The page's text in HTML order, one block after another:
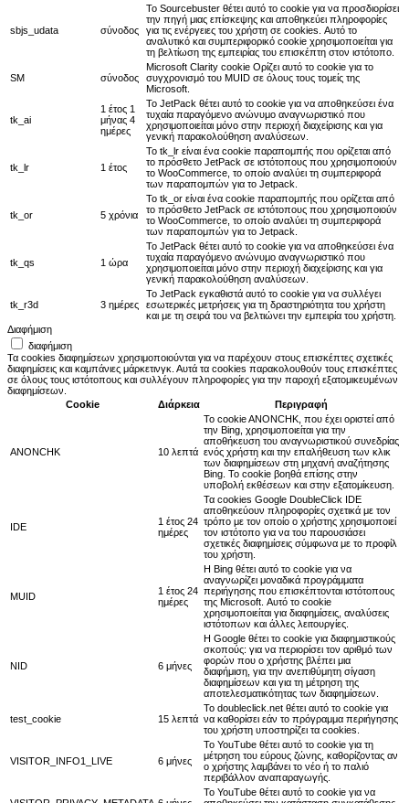
sbjs_udata σύνοδος
Το Sourcebuster θέτει αυτό το cookie για να προσδιορίσει
την πηγή μιας επίσκεψης και αποθηκεύει πληροφορίες
για τις ενέργειες του χρήστη σε cookies. Αυτό το
αναλυτικό και συμπεριφορικό cookie χρησιμοποιείται για
τη βελτίωση της εμπειρίας του επισκέπτη στον ιστότοπο.
SM σύνοδος
Microsoft Clarity cookie Ορίζει αυτό το cookie για το
συγχρονισμό του MUID σε όλους τους τομείς της
Microsoft.
tk_ai
1 έτος 1
μήνας 4
ημέρες
Το JetPack θέτει αυτό το cookie για να αποθηκεύσει ένα
τυχαία παραγόμενο ανώνυμο αναγνωριστικό που
χρησιμοποιείται μόνο στην περιοχή διαχείρισης και για
γενική παρακολούθηση αναλύσεων.
tk_lr 1 έτος
Το tk_lr είναι ένα cookie παραπομπής που ορίζεται από
το πρόσθετο JetPack σε ιστότοπους που χρησιμοποιούν
το WooCommerce, το οποίο αναλύει τη συμπεριφορά
των παραπομπών για το Jetpack.
tk_or 5 χρόνια
Το tk_or είναι ένα cookie παραπομπής που ορίζεται από
το πρόσθετο JetPack σε ιστότοπους που χρησιμοποιούν
το WooCommerce, το οποίο αναλύει τη συμπεριφορά
των παραπομπών για το Jetpack.
tk_qs 1 ώρα
Το JetPack θέτει αυτό το cookie για να αποθηκεύσει ένα
τυχαία παραγόμενο ανώνυμο αναγνωριστικό που
χρησιμοποιείται μόνο στην περιοχή διαχείρισης και για
γενική παρακολούθηση αναλύσεων.
tk_r3d 3 ημέρες
Το JetPack εγκαθιστά αυτό το cookie για να συλλέγει
εσωτερικές μετρήσεις για τη δραστηριότητα του χρήστη
και με τη σειρά του να βελτιώνει την εμπειρία του χρήστη.
Διαφήμιση
διαφήμιση
Τα cookies διαφημίσεων χρησιμοποιούνται για να παρέχουν στους επισκέπτες σχετικές
διαφημίσεις και καμπάνιες μάρκετινγκ. Αυτά τα cookies παρακολουθούν τους επισκέπτες
σε όλους τους ιστότοπους και συλλέγουν πληροφορίες για την παροχή εξατομικευμένων
διαφημίσεων.
Cookie
Διάρκεια Περιγραφή
ANONCHK 10 λεπτά
Το cookie ANONCHK, που έχει οριστεί από
την Bing, χρησιμοποιείται για την
αποθήκευση του αναγνωριστικού συνεδρίας
ενός χρήστη και την επαλήθευση των κλικ
των διαφημίσεων στη μηχανή αναζήτησης
Bing. Το cookie βοηθά επίσης στην
υποβολή εκθέσεων και στην εξατομίκευση.
IDE
1 έτος 24
ημέρες
Τα cookies Google DoubleClick IDE
αποθηκεύουν πληροφορίες σχετικά με τον
τρόπο με τον οποίο ο χρήστης χρησιμοποιεί
τον ιστότοπο για να του παρουσιάσει
σχετικές διαφημίσεις σύμφωνα με το προφίλ
του χρήστη.
MUID
1 έτος 24
ημέρες
Η Bing θέτει αυτό το cookie για να
αναγνωρίζει μοναδικά προγράμματα
περιήγησης που επισκέπτονται ιστότοπους
της Microsoft. Αυτό το cookie
χρησιμοποιείται για διαφημίσεις, αναλύσεις
ιστότοπων και άλλες λειτουργίες.
NID 6 μήνες
Η Google θέτει το cookie για διαφημιστικούς
σκοπούς: για να περιορίσει τον αριθμό των
φορών που ο χρήστης βλέπει μια
διαφήμιση, για την ανεπιθύμητη σίγαση
διαφημίσεων και για τη μέτρηση της
αποτελεσματικότητας των διαφημίσεων.
test_cookie 15 λεπτά
Το doubleclick.net θέτει αυτό το cookie για
να καθορίσει εάν το πρόγραμμα περιήγησης
του χρήστη υποστηρίζει τα cookies.
VISITOR_INFO1_LIVE 6 μήνες
Το YouTube θέτει αυτό το cookie για τη
μέτρηση του εύρους ζώνης, καθορίζοντας αν
ο χρήστης λαμβάνει το νέο ή το παλιό
περιβάλλον αναπαραγωγής.
Το YouTube θέτει αυτό το cookie για να